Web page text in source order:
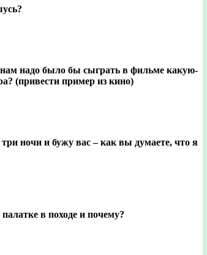
надо было бы сыграть в фильме какую-
(привести пример из кино)
ночи и бужу вас – как вы думаете, что я
в походе и почему?